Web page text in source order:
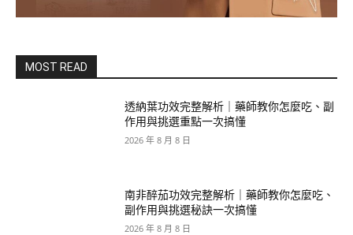
MOST READ
透納葉功效完整解析｜藥師教你怎麼吃、副
作用與挑選重點一次搞懂
2026 年 8 月 8 日
南非醉茄功效完整解析｜藥師教你怎麼吃、
副作用與挑選秘訣一次搞懂
2026 年 8 月 8 日